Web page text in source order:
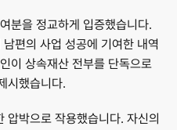
분을 정교하게 입증했습니다.
편의 사업 성공에 기여한 내역
이 상속재산 전부를 단독으로
시했습니다.
압박으로 작용했습니다. 자신의